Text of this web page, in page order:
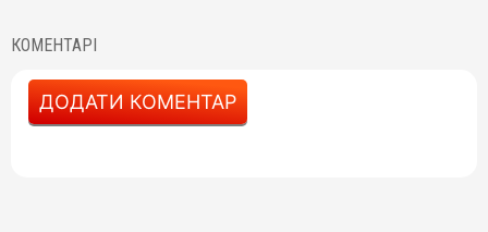
КОМЕНТАРІ
ДОДАТИ КОМЕНТАР